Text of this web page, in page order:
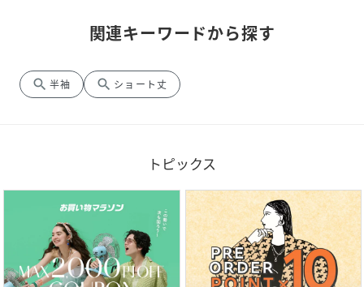
関連キーワードから探す
search 半袖 search ショート丈
トピックス